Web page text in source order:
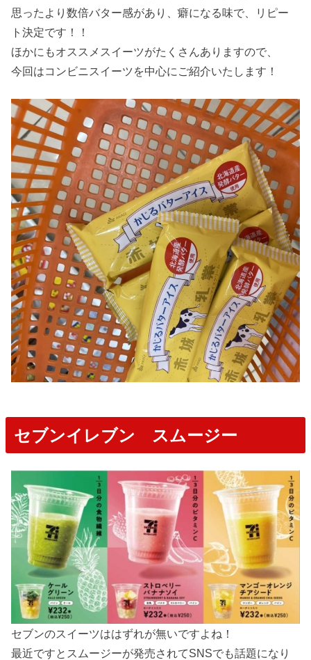
思ったより数倍バター感があり、癖になる味で、リピー
ト決定です！！
ほかにもオススメスイーツがたくさんありますので、
今回はコンビニスイーツを中心にご紹介いたします！
セブンイレブン スムージー
セブンのスイーツははずれが無いですよね！
最近ですとスムージーが発売されてSNSでも話題になり